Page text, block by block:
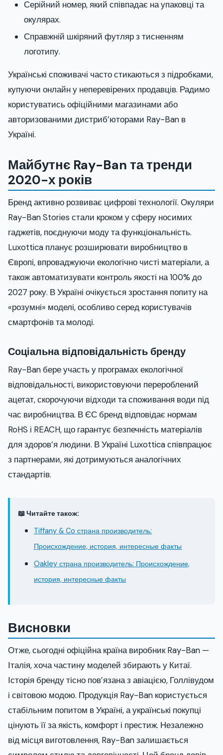
Серійний номер, який співпадає на упаковці та
окулярах.
Справжній шкіряний футляр з тисненням
логотипу.
Українські споживачі часто стикаються з підробками,
купуючи онлайн у неперевірених продавців. Радимо
користуватись офіційними магазинами або
авторизованими дистриб’юторами Ray-Ban в
Україні.
Майбутнє Ray-Ban та тренди
2020-х років
Бренд активно розвиває цифрові технології. Окуляри
Ray-Ban Stories стали кроком у сферу носимих
гаджетів, поєднуючи моду та функціональність.
Luxottica планує розширювати виробництво в
Європі, впроваджуючи екологічно чисті матеріали, а
також автоматизувати контроль якості на 100% до
2027 року. В Україні очікується зростання попиту на
«розумні» моделі, особливо серед користувачів
смартфонів та молоді.
Соціальна відповідальність бренду
Ray-Ban бере участь у програмах екологічної
відповідальності, використовуючи перероблений
ацетат, скорочуючи відходи та споживання води під
час виробництва. В ЄС бренд відповідає нормам
RoHS і REACH, що гарантує безпечність матеріалів
для здоров’я людини. В Україні Luxottica співпрацює
з партнерами, які дотримуються аналогічних
стандартів.
📖 Читайте також:
Tiffany & Co страна производитель:
Происхождение, история, интересные факты
Oakley страна производитель: Происхождение,
история, интересные факты
Висновки
Отже, сьогодні офіційна країна виробник Ray-Ban —
Італія, хоча частину моделей збирають у Китаї.
Історія бренду тісно пов’язана з авіацією, Голлівудом
і світовою модою. Продукція Ray-Ban користується
стабільним попитом в Україні, а українські покупці
цінують її за якість, комфорт і престиж. Незалежно
від місця виготовлення, Ray-Ban залишається